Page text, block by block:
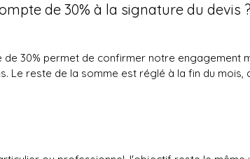
de 30% à la signature du devis ?
de 30% permet de confirmer notre engagement
Le reste de la somme est réglé à la fin du